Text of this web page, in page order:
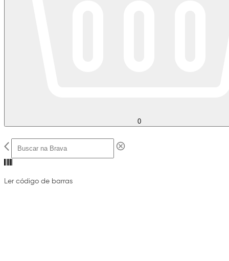
0
Ler código de barras